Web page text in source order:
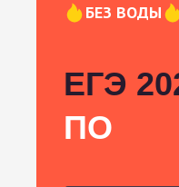
БЕЗ ВОДЫ
ЕГЭ
ПО